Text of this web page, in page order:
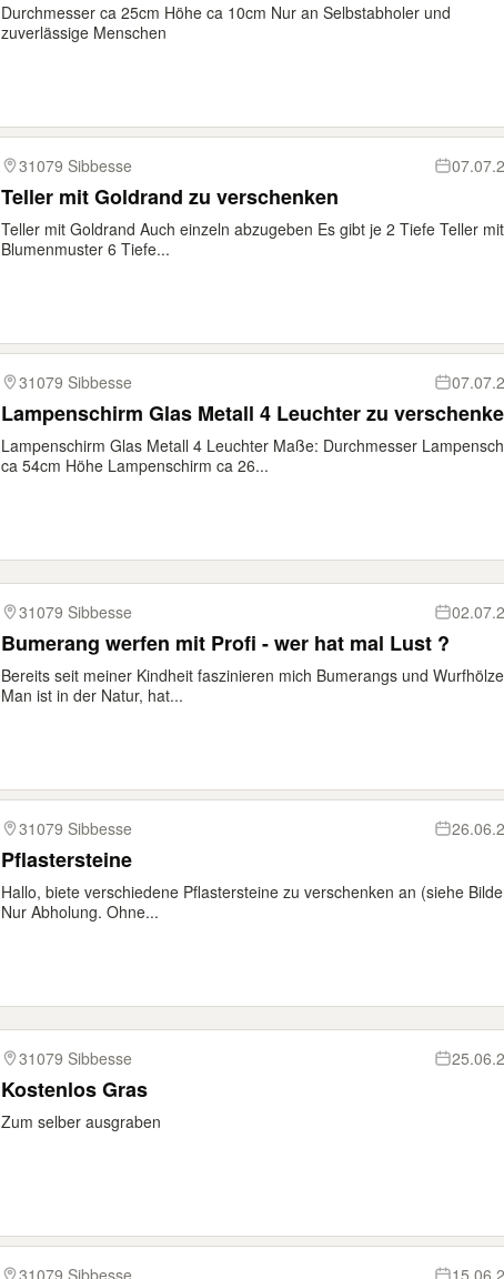
Durchmesser ca 25cm Höhe ca 10cm Nur an Selbstabholer und
zuverlässige Menschen
31079 Sibbesse
Teller mit Goldrand zu verschenken
Teller mit Goldrand Auch einzeln abzugeben Es gibt je 2 Tiefe Teller mit
Blumenmuster 6 Tiefe...
31079 Sibbesse
Lampenschirm Glas Metall 4 Leuchter zu
Lampenschirm Glas Metall 4 Leuchter Maße: Durchmesser
ca 54cm Höhe Lampenschirm ca 26...
31079 Sibbesse
Bumerang werfen mit Profi - wer hat mal Lust ?
Bereits seit meiner Kindheit faszinieren mich Bumerangs und
Man ist in der Natur, hat...
31079 Sibbesse
Pflastersteine
Hallo, biete verschiedene Pflastersteine zu verschenken an (siehe
Nur Abholung. Ohne...
31079 Sibbesse
Kostenlos Gras
Zum selber ausgraben
31079 Sibbesse